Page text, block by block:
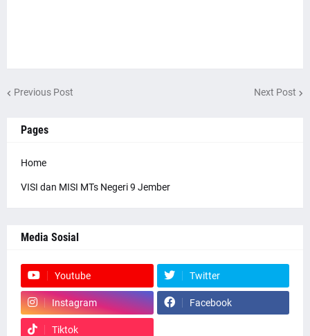
Previous Post Next Post
Pages
Home
VISI dan MISI MTs Negeri 9 Jember
Media Sosial
Youtube Twitter
Instagram Facebook
Tiktok